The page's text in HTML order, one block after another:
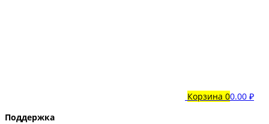
Корзина 00.00 ₽
Поддержка